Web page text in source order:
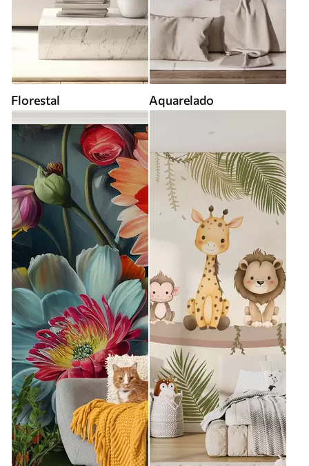
Florestal Aquarelado